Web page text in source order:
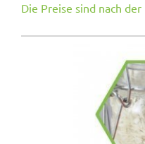
Die Preise sind nach